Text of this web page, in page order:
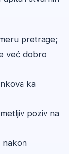
pretrage;
već dobro
ka
poziv na
nakon